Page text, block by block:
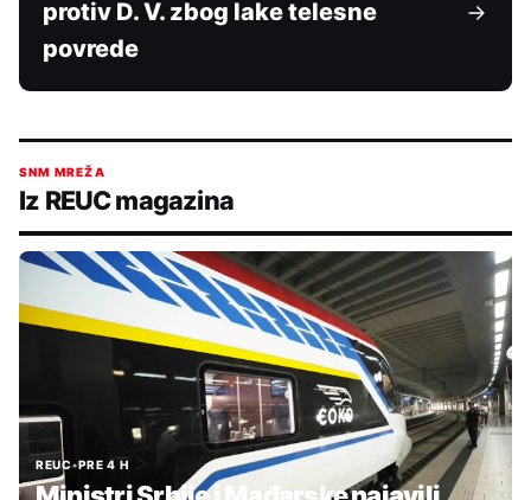
protiv D. V. zbog lake telesne
povrede
SNM MREŽA
Iz REUC magazina
REUC•PRE 4 H